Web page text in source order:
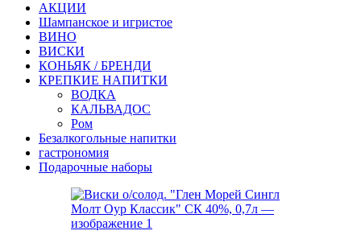
АКЦИИ
Шампанское и игристое
ВИНО
ВИСКИ
КОНЬЯК / БРЕНДИ
КРЕПКИЕ НАПИТКИ
ВОДКА
КАЛЬВАДОС
Ром
Безалкогольные напитки
гастрономия
Подарочные наборы